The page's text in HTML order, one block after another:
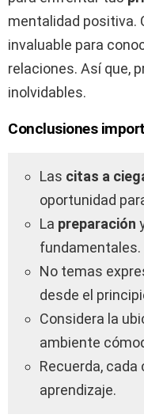
mentalidad positiva.
invaluable para
relaciones. Así que,
inolvidables.
Conclusiones
Las citas a
oportunidad
La preparación
fundamentales.
No temas
desde el
Considera la
ambiente
Recuerda,
aprendizaje.